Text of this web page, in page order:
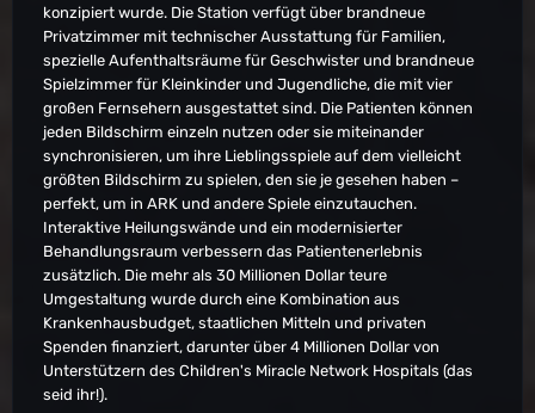
konzipiert wurde. Die Station verfügt über brandneue
Privatzimmer mit technischer Ausstattung für Familien,
spezielle Aufenthaltsräume für Geschwister und brandneue
Spielzimmer für Kleinkinder und Jugendliche, die mit vier
großen Fernsehern ausgestattet sind. Die Patienten können
jeden Bildschirm einzeln nutzen oder sie miteinander
synchronisieren, um ihre Lieblingsspiele auf dem vielleicht
größten Bildschirm zu spielen, den sie je gesehen haben –
perfekt, um in ARK und andere Spiele einzutauchen.
Interaktive Heilungswände und ein modernisierter
Behandlungsraum verbessern das Patientenerlebnis
zusätzlich. Die mehr als 30 Millionen Dollar teure
Umgestaltung wurde durch eine Kombination aus
Krankenhausbudget, staatlichen Mitteln und privaten
Spenden finanziert, darunter über 4 Millionen Dollar von
Unterstützern des Children's Miracle Network Hospitals (das
seid ihr!).